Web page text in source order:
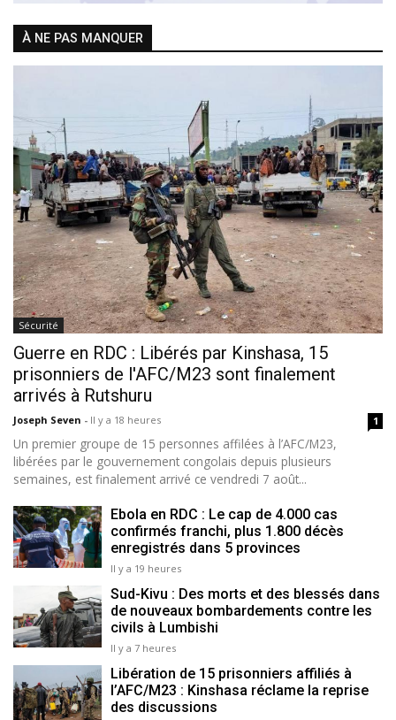
À NE PAS MANQUER
Sécurité
Guerre en RDC : Libérés par Kinshasa, 15
prisonniers de l'AFC/M23 sont finalement
arrivés à Rutshuru
Joseph Seven - Il y a 18 heures 1
Un premier groupe de 15 personnes affilées à l’AFC/M23,
libérées par le gouvernement congolais depuis plusieurs
semaines, est finalement arrivé ce vendredi 7 août...
Ebola en RDC : Le cap de 4.000 cas
confirmés franchi, plus 1.800 décès
enregistrés dans 5 provinces
Il y a 19 heures
Sud-Kivu : Des morts et des blessés dans
de nouveaux bombardements contre les
civils à Lumbishi
Il y a 7 heures
Libération de 15 prisonniers affiliés à
l’AFC/M23 : Kinshasa réclame la reprise
des discussions